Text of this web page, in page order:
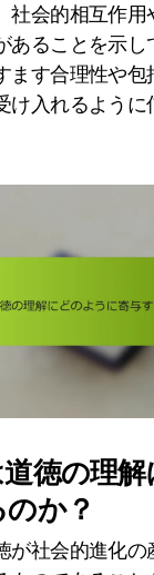
社会的相互作用
あることを示し
ます合理性や包
け入れるよう
徳の理解
か？
社会的進化の